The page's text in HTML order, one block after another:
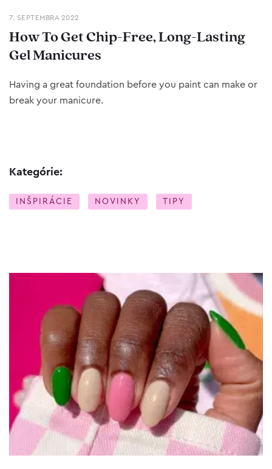
7. SEPTEMBRA 2022
How To Get Chip-Free, Long-Lasting
Gel Manicures
Having a great foundation before you paint can make or
break your manicure.
Kategórie:
INŠPIRÁCIE NOVINKY TIPY